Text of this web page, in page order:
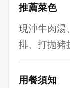
推薦菜色
現沖牛肉湯
排、打拋豬
用餐須知